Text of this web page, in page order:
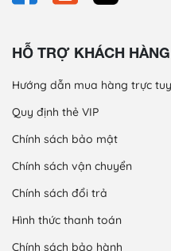
HỖ TRỢ KHÁCH HÀNG
Hướng dẫn mua hàng trực
Quy định thẻ VIP
Chính sách bảo mật
Chính sách vận chuyển
Chính sách đổi trả
Hình thức thanh toán
Chính sách bảo hành